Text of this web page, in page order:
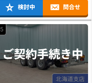
検討中 問合せ
5
北海道支店
ご契約手続き中